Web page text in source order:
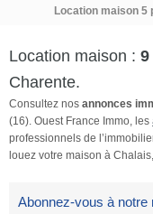
Location maison 5
Location maison : 9
Charente.
Consultez nos annonces
(16). Ouest France Immo, les
professionnels de
louez votre maison à
Abonnez-vous à notre